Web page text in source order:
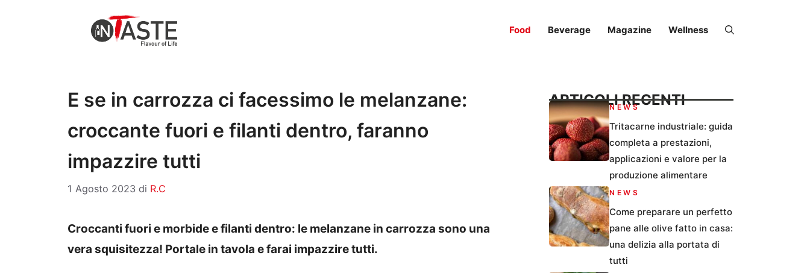
Food Beverage Magazine Wellness
E se in carrozza ci facessimo le melanzane:
croccante fuori e filanti dentro, faranno
impazzire tutti
1 Agosto 2023 di R.C
Croccanti fuori e morbide e filanti dentro: le melanzane in carrozza sono una
vera squisitezza! Portale in tavola e farai impazzire tutti.
ARTICOLI RECENTI
NEWS
Tritacarne industriale: guida
completa a prestazioni,
applicazioni e valore per la
produzione alimentare
NEWS
Come preparare un perfetto
pane alle olive fatto in casa:
una delizia alla portata di
tutti